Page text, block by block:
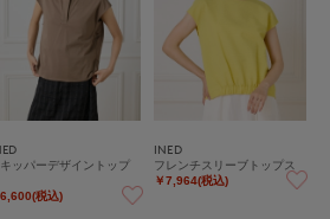
ッパーデザイントップ
6,600(税込)
INED
フレンチスリーブトップス
￥7,964(税込)